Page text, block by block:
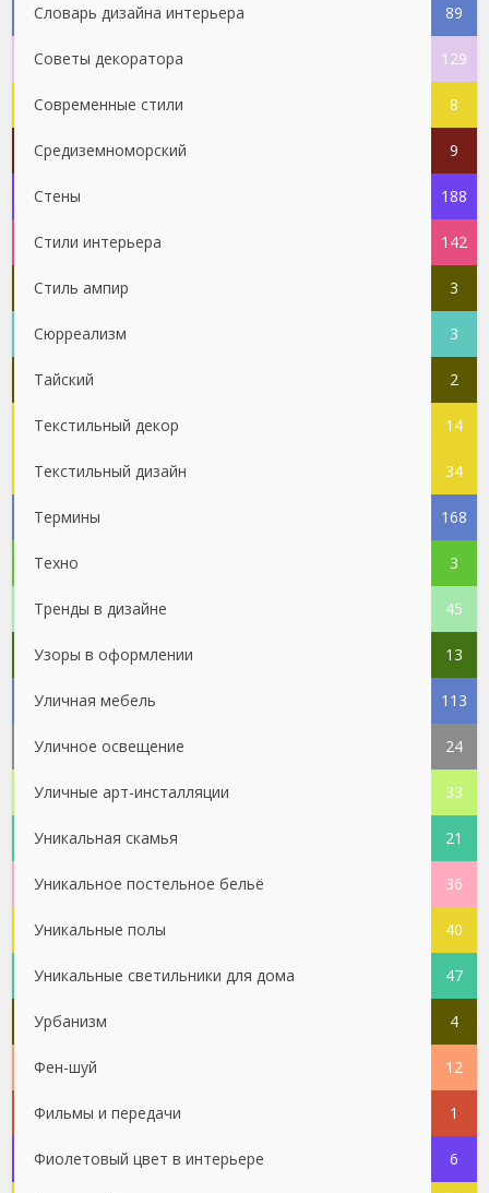
Словарь дизайна интерьера 89
Советы декоратора 129
Современные стили 8
Средиземноморский 9
Стены 188
Стили интерьера 142
Стиль ампир 3
Сюрреализм 3
Тайский 2
Текстильный декор 14
Текстильный дизайн 34
Термины 168
Техно 3
Тренды в дизайне 45
Узоры в оформлении 13
Уличная мебель 113
Уличное освещение 24
Уличные арт-инсталляции 33
Уникальная скамья 21
Уникальное постельное бельё 36
Уникальные полы 40
Уникальные светильники для дома 47
Урбанизм 4
Фен-шуй 12
Фильмы и передачи 1
Фиолетовый цвет в интерьере 6